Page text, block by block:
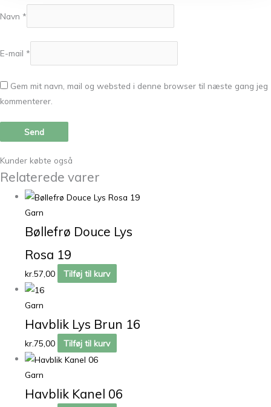
Navn *
E-mail *
Gem mit navn, mail og websted i denne browser til næste gang jeg
kommenterer.
Kunder købte også
Relaterede varer
Garn
Bøllefrø Douce Lys
Rosa 19
kr.57,00 Tilføj til kurv
Garn
Havblik Lys Brun 16
kr.75,00 Tilføj til kurv
Garn
Havblik Kanel 06